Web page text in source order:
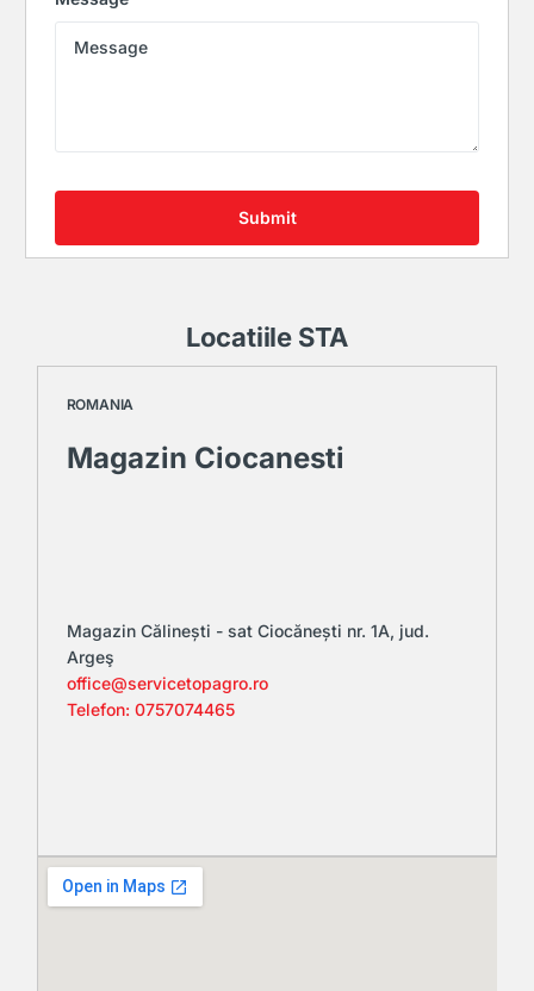
Submit
Locatiile STA
ROMANIA
Magazin Ciocanesti
Magazin Călinești - sat Ciocănești nr. 1A, jud.
Argeş
office@servicetopagro.ro
Telefon: 0757074465